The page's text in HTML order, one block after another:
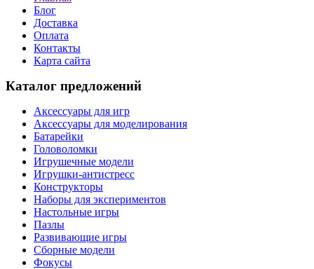
Блог
Доставка
Оплата
Контакты
Карта сайта
Каталог предложений
Аксессуары для игр
Аксессуары для моделирования
Батарейки
Головоломки
Игрушечные модели
Игрушки-антистресс
Конструкторы
Наборы для экспериментов
Настольные игры
Пазлы
Развивающие игры
Сборные модели
Фокусы